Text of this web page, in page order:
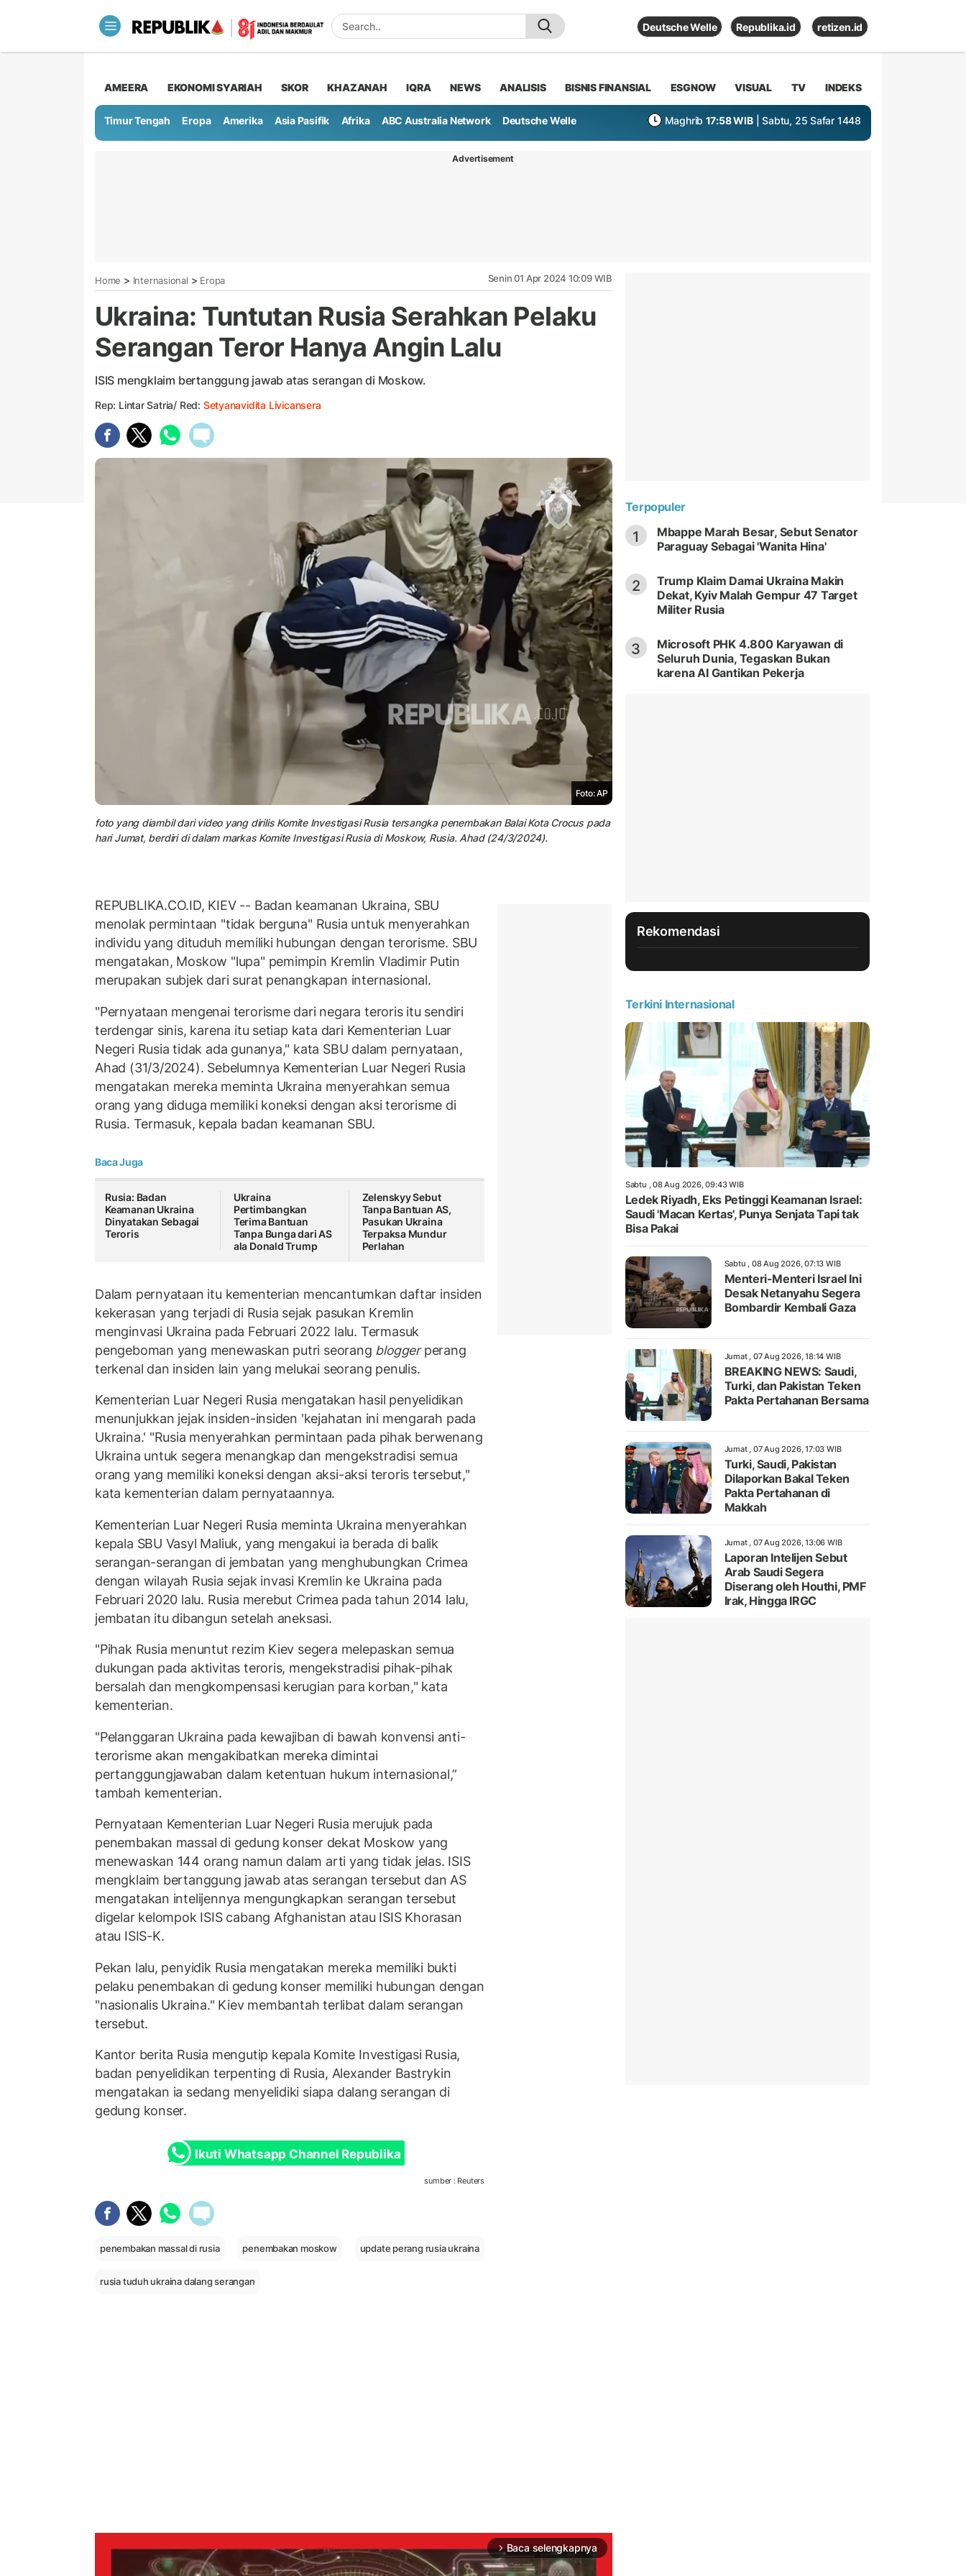
Deutsche Welle Republika.id retizen.id
AMEERA EKONOMI SYARIAH SKOR KHAZANAH IQRA NEWS ANALISIS BISNIS FINANSIAL ESGNOW VISUAL TV INDEKS
Timur Tengah Eropa Amerika Asia Pasifik Afrika ABC Australia Network Deutsche Welle Maghrib 17:58 WIB | Sabtu, 25 Safar 1448
Advertisement
Home > Internasional > Eropa Senin 01 Apr 2024 10:09 WIB
Ukraina: Tuntutan Rusia Serahkan Pelaku
Serangan Teror Hanya Angin Lalu
ISIS mengklaim bertanggung jawab atas serangan di Moskow.
Rep: Lintar Satria/ Red: Setyanavidita Livicansera
Foto: AP
foto yang diambil dari video yang dirilis Komite Investigasi Rusia tersangka penembakan Balai Kota Crocus pada
hari Jumat, berdiri di dalam markas Komite Investigasi Rusia di Moskow, Rusia. Ahad (24/3/2024).
REPUBLIKA.CO.ID, KIEV -- Badan keamanan Ukraina, SBU
menolak permintaan "tidak berguna" Rusia untuk menyerahkan
individu yang dituduh memiliki hubungan dengan terorisme. SBU
mengatakan, Moskow "lupa" pemimpin Kremlin Vladimir Putin
merupakan subjek dari surat penangkapan internasional.
"Pernyataan mengenai terorisme dari negara teroris itu sendiri
terdengar sinis, karena itu setiap kata dari Kementerian Luar
Negeri Rusia tidak ada gunanya," kata SBU dalam pernyataan,
Ahad (31/3/2024). Sebelumnya Kementerian Luar Negeri Rusia
mengatakan mereka meminta Ukraina menyerahkan semua
orang yang diduga memiliki koneksi dengan aksi terorisme di
Rusia. Termasuk, kepala badan keamanan SBU.
Baca Juga
Rusia: Badan
Keamanan Ukraina
Dinyatakan Sebagai
Teroris
Ukraina
Pertimbangkan
Terima Bantuan
Tanpa Bunga dari AS
ala Donald Trump
Zelenskyy Sebut
Tanpa Bantuan AS,
Pasukan Ukraina
Terpaksa Mundur
Perlahan
Dalam pernyataan itu kementerian mencantumkan daftar insiden
kekerasan yang terjadi di Rusia sejak pasukan Kremlin
menginvasi Ukraina pada Februari 2022 lalu. Termasuk
pengeboman yang menewaskan putri seorang bloggerperang
terkenal dan insiden lain yang melukai seorang penulis.
Kementerian Luar Negeri Rusia mengatakan hasil penyelidikan
menunjukkan jejak insiden-insiden 'kejahatan ini mengarah pada
Ukraina.' "Rusia menyerahkan permintaan pada pihak berwenang
Ukraina untuk segera menangkap dan mengekstradisi semua
orang yang memiliki koneksi dengan aksi-aksi teroris tersebut,"
kata kementerian dalam pernyataannya.
Kementerian Luar Negeri Rusia meminta Ukraina menyerahkan
kepala SBU Vasyl Maliuk, yang mengakui ia berada di balik
serangan-serangan di jembatan yang menghubungkan Crimea
dengan wilayah Rusia sejak invasi Kremlin ke Ukraina pada
Februari 2020 lalu. Rusia merebut Crimea pada tahun 2014 lalu,
jembatan itu dibangun setelah aneksasi.
"Pihak Rusia menuntut rezim Kiev segera melepaskan semua
dukungan pada aktivitas teroris, mengekstradisi pihak-pihak
bersalah dan mengkompensasi kerugian para korban," kata
kementerian.
"Pelanggaran Ukraina pada kewajiban di bawah konvensi anti-
terorisme akan mengakibatkan mereka dimintai
pertanggungjawaban dalam ketentuan hukum internasional,”
tambah kementerian.
Pernyataan Kementerian Luar Negeri Rusia merujuk pada
penembakan massal di gedung konser dekat Moskow yang
menewaskan 144 orang namun dalam arti yang tidak jelas. ISIS
mengklaim bertanggung jawab atas serangan tersebut dan AS
mengatakan intelijennya mengungkapkan serangan tersebut
digelar kelompok ISIS cabang Afghanistan atau ISIS Khorasan
atau ISIS-K.
Pekan lalu, penyidik Rusia mengatakan mereka memiliki bukti
pelaku penembakan di gedung konser memiliki hubungan dengan
"nasionalis Ukraina." Kiev membantah terlibat dalam serangan
tersebut.
Kantor berita Rusia mengutip kepala Komite Investigasi Rusia,
badan penyelidikan terpenting di Rusia, Alexander Bastrykin
mengatakan ia sedang menyelidiki siapa dalang serangan di
gedung konser.
Ikuti Whatsapp Channel Republika
sumber : Reuters
penembakan massal di rusia penembakan moskow update perang rusia ukraina
rusia tuduh ukraina dalang serangan
arrow_forward_ios Baca selengkapnya
Terpopuler
1
Mbappe Marah Besar, Sebut Senator
Paraguay Sebagai 'Wanita Hina'
2
Trump Klaim Damai Ukraina Makin
Dekat, Kyiv Malah Gempur 47 Target
Militer Rusia
3
Microsoft PHK 4.800 Karyawan di
Seluruh Dunia, Tegaskan Bukan
karena AI Gantikan Pekerja
Rekomendasi
Terkini Internasional
Sabtu , 08 Aug 2026, 09:43 WIB
Ledek Riyadh, Eks Petinggi Keamanan Israel:
Saudi 'Macan Kertas', Punya Senjata Tapi tak
Bisa Pakai
Sabtu , 08 Aug 2026, 07:13 WIB
Menteri-Menteri Israel Ini
Desak Netanyahu Segera
Bombardir Kembali Gaza
Jumat , 07 Aug 2026, 18:14 WIB
BREAKING NEWS: Saudi,
Turki, dan Pakistan Teken
Pakta Pertahanan Bersama
Jumat , 07 Aug 2026, 17:03 WIB
Turki, Saudi, Pakistan
Dilaporkan Bakal Teken
Pakta Pertahanan di
Makkah
Jumat , 07 Aug 2026, 13:06 WIB
Laporan Intelijen Sebut
Arab Saudi Segera
Diserang oleh Houthi, PMF
Irak, Hingga IRGC